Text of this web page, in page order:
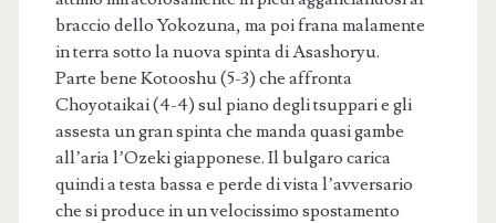
braccio dello Yokozuna, ma poi frana malamente
in terra sotto la nuova spinta di Asashoryu.
Parte bene Kotooshu (5-3) che affronta
Choyotaikai (4-4) sul piano degli tsuppari e gli
assesta un gran spinta che manda quasi gambe
all’aria l’Ozeki giapponese. Il bulgaro carica
quindi a testa bassa e perde di vista l’avversario
che si produce in un velocissimo spostamento